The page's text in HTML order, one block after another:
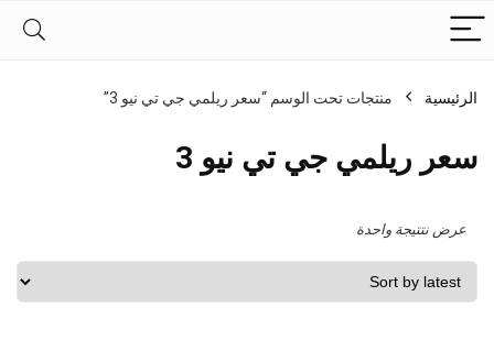
الرئيسية منتجات تحت الوسم “سعر ريلمي جي تي نيو 3”
سعر ريلمي جي تي نيو 3
عرض نتتيجة واحدة